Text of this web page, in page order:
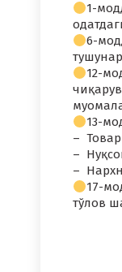
1-
6-
12-
13-
–
–
–
17-
тўлов